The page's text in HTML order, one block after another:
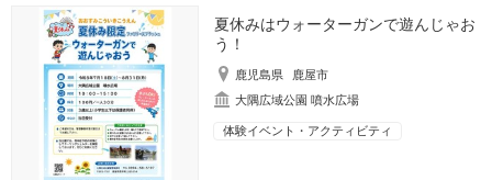
夏休みはウォーターガンで遊んじゃお
う！
鹿児島県
鹿屋市
大隅広域公園 噴水広場
体験イベント・アクティビティ